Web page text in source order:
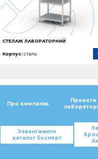
СТЕЛАЖ ЛАБОРАТОРНИЙ
Корпус: сталь
Про компанію
Проекти
Завантажити
каталог Експерт